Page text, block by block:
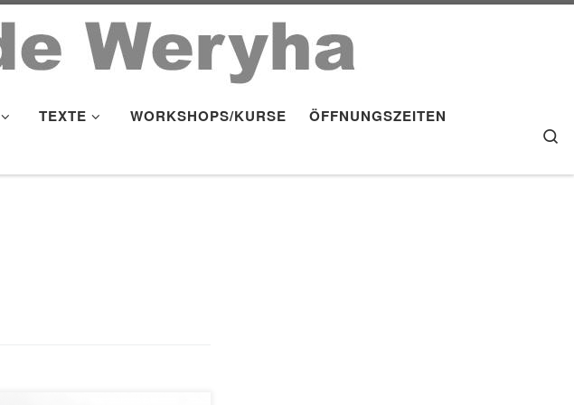
TEXTE WORKSHOPS/KURSE
ÖFFNUNGSZEITEN